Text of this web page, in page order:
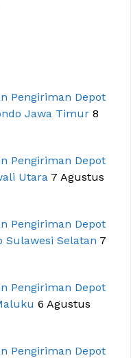
Pengiriman Depot
Jawa Timur 8
Pengiriman Depot
Utara 7 Agustus
Pengiriman Depot
Sulawesi Selatan 7
Pengiriman Depot
6 Agustus
Pengiriman Depot